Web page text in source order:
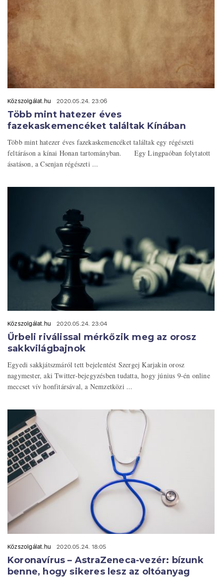
Közszolgálat.hu 2020.05.24. 23:06
Több mint hatezer éves
fazekaskemencéket találtak Kínában
Több mint hatezer éves fazekaskemencéket találtak egy régészeti
feltáráson a kínai Honan tartományban. Egy Lingpaóban folytatott
ásatáson, a Csenjan régészeti ...
Közszolgálat.hu 2020.05.24. 23:04
Űrbeli riválissal mérkőzik meg az orosz
sakkvilágbajnok
Egyedi sakkjátszmáról tett bejelentést Szergej Karjakin orosz
nagymester, aki Twitter-bejegyzésben tudatta, hogy június 9-én online
meccset vív honfitársával, a Nemzetközi ...
Közszolgálat.hu 2020.05.24. 18:05
Koronavírus – AstraZeneca-vezér: bízunk
benne, hogy sikeres lesz az oltóanyag